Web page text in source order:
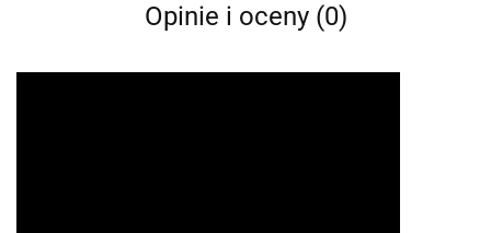
Opinie i oceny (0)